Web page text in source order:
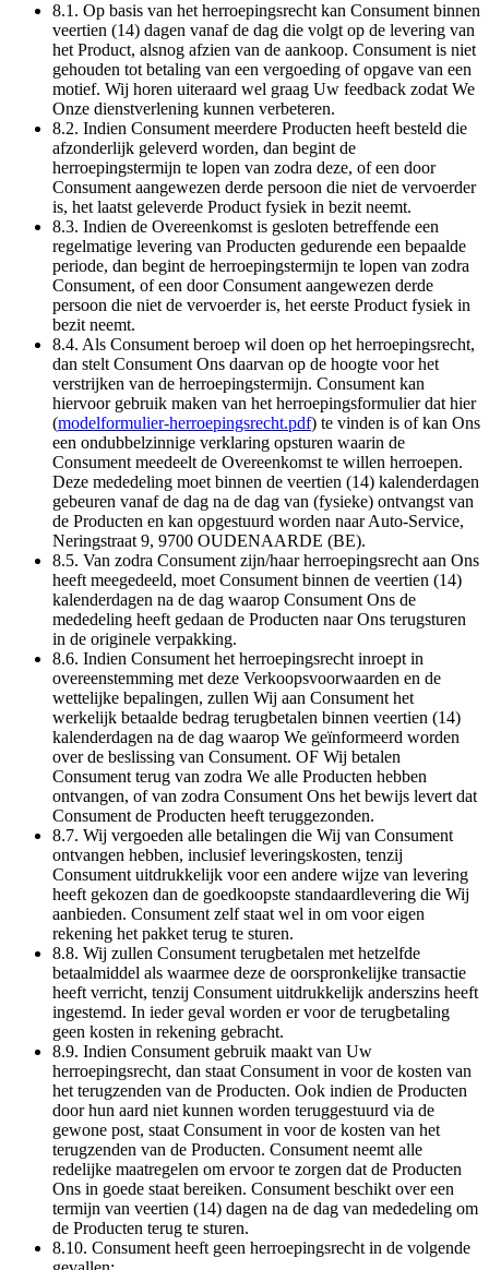
8.1. Op basis van het herroepingsrecht kan Consument binnen
veertien (14) dagen vanaf de dag die volgt op de levering van
het Product, alsnog afzien van de aankoop. Consument is niet
gehouden tot betaling van een vergoeding of opgave van een
motief. Wij horen uiteraard wel graag Uw feedback zodat We
Onze dienstverlening kunnen verbeteren.
8.2. Indien Consument meerdere Producten heeft besteld die
afzonderlijk geleverd worden, dan begint de
herroepingstermijn te lopen van zodra deze, of een door
Consument aangewezen derde persoon die niet de vervoerder
is, het laatst geleverde Product fysiek in bezit neemt.
8.3. Indien de Overeenkomst is gesloten betreffende een
regelmatige levering van Producten gedurende een bepaalde
periode, dan begint de herroepingstermijn te lopen van zodra
Consument, of een door Consument aangewezen derde
persoon die niet de vervoerder is, het eerste Product fysiek in
bezit neemt.
8.4. Als Consument beroep wil doen op het herroepingsrecht,
dan stelt Consument Ons daarvan op de hoogte voor het
verstrijken van de herroepingstermijn. Consument kan
hiervoor gebruik maken van het herroepingsformulier dat hier
(modelformulier-herroepingsrecht.pdf) te vinden is of kan Ons
een ondubbelzinnige verklaring opsturen waarin de
Consument meedeelt de Overeenkomst te willen herroepen.
Deze mededeling moet binnen de veertien (14) kalenderdagen
gebeuren vanaf de dag na de dag van (fysieke) ontvangst van
de Producten en kan opgestuurd worden naar Auto-Service,
Neringstraat 9, 9700 OUDENAARDE (BE).
8.5. Van zodra Consument zijn/haar herroepingsrecht aan Ons
heeft meegedeeld, moet Consument binnen de veertien (14)
kalenderdagen na de dag waarop Consument Ons de
mededeling heeft gedaan de Producten naar Ons terugsturen
in de originele verpakking.
8.6. Indien Consument het herroepingsrecht inroept in
overeenstemming met deze Verkoopsvoorwaarden en de
wettelijke bepalingen, zullen Wij aan Consument het
werkelijk betaalde bedrag terugbetalen binnen veertien (14)
kalenderdagen na de dag waarop We geïnformeerd worden
over de beslissing van Consument. OF Wij betalen
Consument terug van zodra We alle Producten hebben
ontvangen, of van zodra Consument Ons het bewijs levert dat
Consument de Producten heeft teruggezonden.
8.7. Wij vergoeden alle betalingen die Wij van Consument
ontvangen hebben, inclusief leveringskosten, tenzij
Consument uitdrukkelijk voor een andere wijze van levering
heeft gekozen dan de goedkoopste standaardlevering die Wij
aanbieden. Consument zelf staat wel in om voor eigen
rekening het pakket terug te sturen.
8.8. Wij zullen Consument terugbetalen met hetzelfde
betaalmiddel als waarmee deze de oorspronkelijke transactie
heeft verricht, tenzij Consument uitdrukkelijk anderszins heeft
ingestemd. In ieder geval worden er voor de terugbetaling
geen kosten in rekening gebracht.
8.9. Indien Consument gebruik maakt van Uw
herroepingsrecht, dan staat Consument in voor de kosten van
het terugzenden van de Producten. Ook indien de Producten
door hun aard niet kunnen worden teruggestuurd via de
gewone post, staat Consument in voor de kosten van het
terugzenden van de Producten. Consument neemt alle
redelijke maatregelen om ervoor te zorgen dat de Producten
Ons in goede staat bereiken. Consument beschikt over een
termijn van veertien (14) dagen na de dag van mededeling om
de Producten terug te sturen.
8.10. Consument heeft geen herroepingsrecht in de volgende